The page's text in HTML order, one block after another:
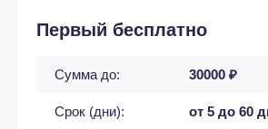
Первый бесплатно
Сумма до: 30000 ₽
Срок (дни): от 5 до 60